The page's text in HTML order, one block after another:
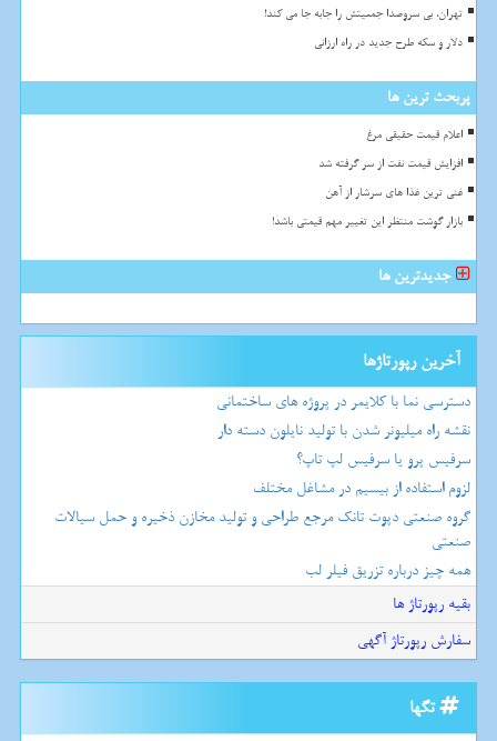
تهران، بی سروصدا جمعیتش را جابه جا می کند!
دلار و سکه طرح جدید در راه ارزانی
پربحث ترین ها
اعلام قیمت حقیقی مرغ
افزایش قیمت نفت از سر گرفته شد
غنی ترین غذا های سرشار از آهن
بازار گوشت منتظر این تغییر مهم قیمتی باشد!
جدیدترین ها
آخرین رپورتاژها
دسترسی نما با کلایمر در پروژه های ساختمانی
نقشه راه میلیونر شدن با تولید نایلون دسته دار
سرفیس پرو یا سرفیس لپ تاپ؟
لزوم استفاده از بیسیم در مشاغل مختلف
گروه صنعتی دپوت تانک مرجع طراحی و تولید مخازن ذخیره و حمل سیالات
صنعتی
همه چیز درباره تزریق فیلر لب
بقیه رپورتاژ ها
سفارش رپورتاژ آگهی
تگها